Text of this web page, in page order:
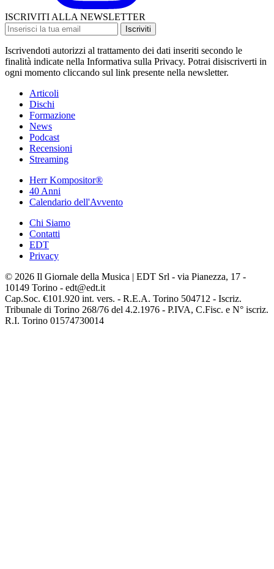
ISCRIVITI ALLA NEWSLETTER
Iscriviti
Iscrivendoti autorizzi al trattamento dei dati inseriti secondo le
finalità indicate nella Informativa sulla Privacy. Potrai disiscriverti in
ogni momento cliccando sul link presente nella newsletter.
Articoli
Dischi
Formazione
News
Podcast
Recensioni
Streaming
Herr Kompositor®
40 Anni
Calendario dell'Avvento
Chi Siamo
Contatti
EDT
Privacy
© 2026 Il Giornale della Musica | EDT Srl - via Pianezza, 17 -
10149 Torino - edt@edt.it
Cap.Soc. €101.920 int. vers. - R.E.A. Torino 504712 - Iscriz.
Tribunale di Torino 268/76 del 4.2.1976 - P.IVA, C.Fisc. e N° iscriz.
R.I. Torino 01574730014